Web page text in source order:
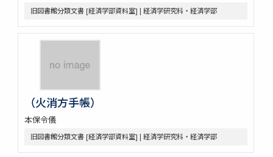
旧図書館分類文書 [経済学部資料室] | 経済学研究科・経済学部
（火消方手帳）
本保令儀
旧図書館分類文書 [経済学部資料室] | 経済学研究科・経済学部